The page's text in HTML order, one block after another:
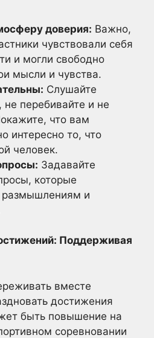
доверия: Важно,
чувствовали себя
и могли свободно
мысли и чувства.
Слушайте
не перебивайте и не
что вам
интересно то, что
человек.
Задавайте
которые
и
Поддерживая
вместе
достижения
быть повышение на
соревновании